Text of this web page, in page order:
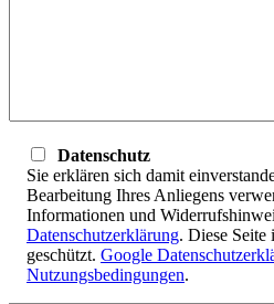
Datenschutz
Sie erklären sich damit
Bearbeitung Ihres Anliegens
Informationen und
Datenschutzerklärung. Diese
geschützt. Google
Nutzungsbedingungen.